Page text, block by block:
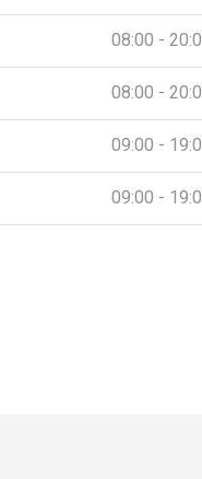
08:00 -
08:00 -
09:00 -
09:00 -